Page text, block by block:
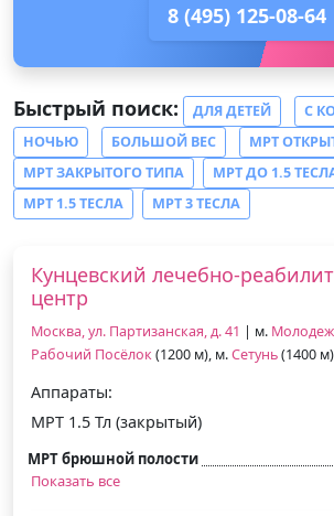
8 (495) 125-08-64
Быстрый поиск: ДЛЯ ДЕТЕЙ
С
НОЧЬЮ
БОЛЬШОЙ ВЕС
МРТ
МРТ ЗАКРЫТОГО ТИПА
МРТ ДО 1.5
МРТ 1.5 ТЕСЛА
МРТ 3 ТЕСЛА
Кунцевский лечебно-
центр
Москва, ул. Партизанская, д. 41 | м.
Рабочий Посёлок(1200 м), м.Сетунь(1400 м)
Аппараты:
МРТ 1.5 Тл (закрытый)
МРТ брюшной полости
Показать все